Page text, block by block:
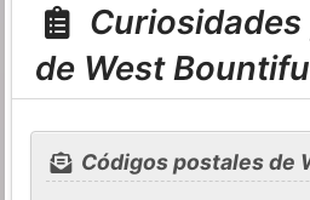
de West
Códigos postales de